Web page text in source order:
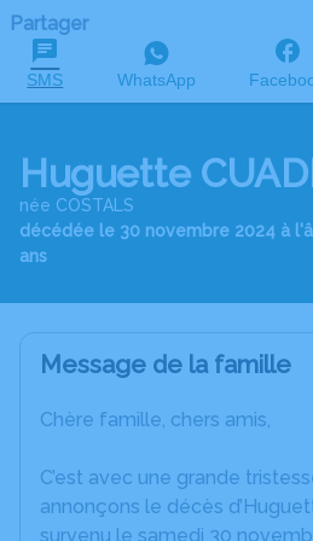
Partager
SMS WhatsApp
Huguette
née COSTALS
décédée le 30 novembre 2024 à
ans
Message de la famille
Chère famille, chers amis,
C’est avec une grande
annonçons le décès
survenu le samedi 30